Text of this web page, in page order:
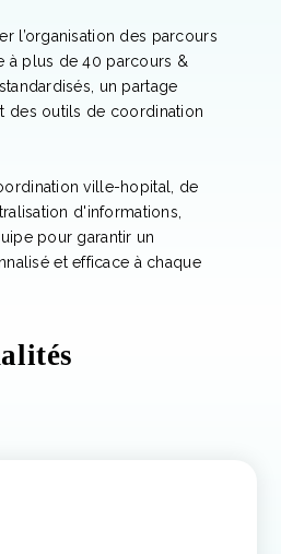
l’organisation des parcours
à plus de 40 parcours &
un partage
des outils de coordination
ville-hopital, de
d'informations,
pour garantir un
et efficace à chaque